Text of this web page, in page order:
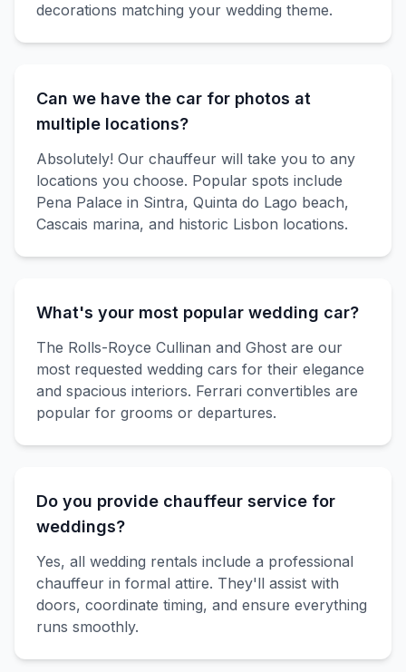
decorations matching your wedding theme.
Can we have the car for photos at
multiple locations?
Absolutely! Our chauffeur will take you to any
locations you choose. Popular spots include
Pena Palace in Sintra, Quinta do Lago beach,
Cascais marina, and historic Lisbon locations.
What's your most popular wedding car?
The Rolls-Royce Cullinan and Ghost are our
most requested wedding cars for their elegance
and spacious interiors. Ferrari convertibles are
popular for grooms or departures.
Do you provide chauffeur service for
weddings?
Yes, all wedding rentals include a professional
chauffeur in formal attire. They'll assist with
doors, coordinate timing, and ensure everything
runs smoothly.